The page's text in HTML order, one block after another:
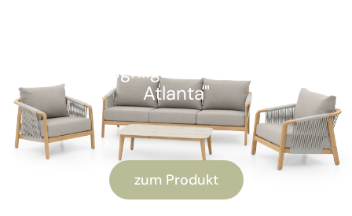
Kunden-Highlight: "Alu Lounge-Set
Atlanta"
zum Produkt